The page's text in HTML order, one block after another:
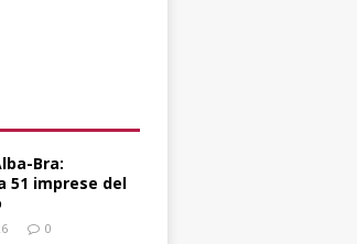
Bra:
51 imprese del
0